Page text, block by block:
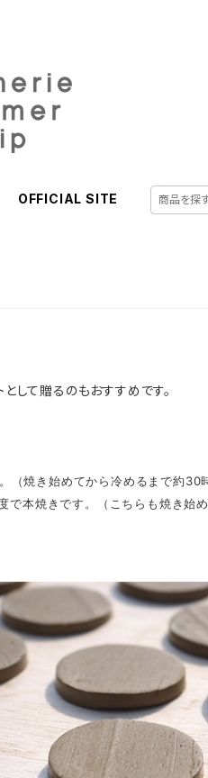
OFFICIAL SITE
して贈るのもおすすめです。
焼き始めてから冷めるまで約30
本焼きです。（こちらも焼き始